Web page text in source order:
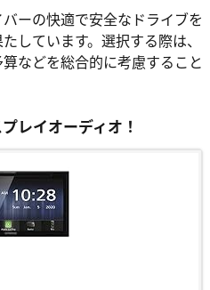
ーの快適で安全なドライブを
しています。選択する際は、
などを総合的に考慮すること
レイオーディオ！